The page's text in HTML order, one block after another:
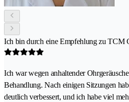
Ich bin durch eine Empfehlung zu TCM
Ich war wegen anhaltender
Behandlung. Nach einigen Sitzungen
deutlich verbessert, und ich habe viel